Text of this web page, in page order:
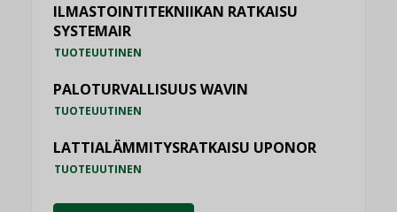
ILMASTOINTITEKNIIKAN RATKAISU
SYSTEMAIR
TUOTEUUTINEN
PALOTURVALLISUUS WAVIN
TUOTEUUTINEN
LATTIALÄMMITYSRATKAISU UPONOR
TUOTEUUTINEN